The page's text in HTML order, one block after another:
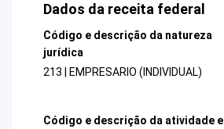
Dados da receita federal
Código e descrição da natureza
jurídica
213 | EMPRESARIO (INDIVIDUAL)
Código e descrição da atividade